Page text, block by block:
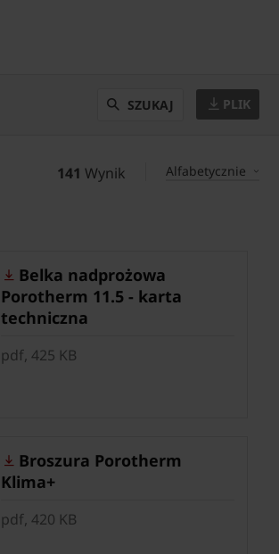
SZUKAJ PLIK
141 Wynik Alfabetycznie
Belka nadprożowa
Porotherm 11.5 - karta
techniczna
pdf, 425 KB
Broszura Porotherm
Klima+
pdf, 420 KB